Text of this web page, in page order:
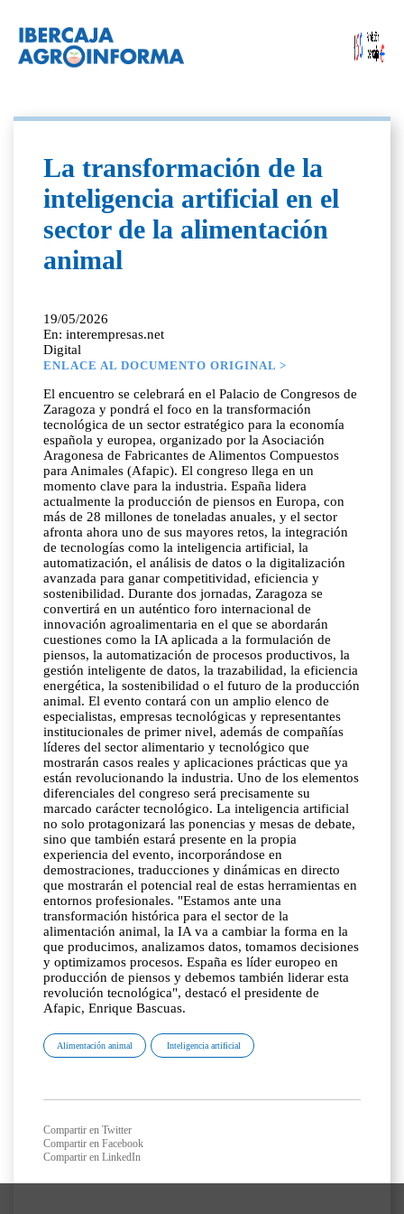
La transformación de la
inteligencia artificial en el
sector de la alimentación
animal
19/05/2026
En: interempresas.net
Digital
ENLACE AL DOCUMENTO ORIGINAL >
El encuentro se celebrará en el Palacio de Congresos de
Zaragoza y pondrá el foco en la transformación
tecnológica de un sector estratégico para la economía
española y europea, organizado por la Asociación
Aragonesa de Fabricantes de Alimentos Compuestos
para Animales (Afapic). El congreso llega en un
momento clave para la industria. España lidera
actualmente la producción de piensos en Europa, con
más de 28 millones de toneladas anuales, y el sector
afronta ahora uno de sus mayores retos, la integración
de tecnologías como la inteligencia artificial, la
automatización, el análisis de datos o la digitalización
avanzada para ganar competitividad, eficiencia y
sostenibilidad. Durante dos jornadas, Zaragoza se
convertirá en un auténtico foro internacional de
innovación agroalimentaria en el que se abordarán
cuestiones como la IA aplicada a la formulación de
piensos, la automatización de procesos productivos, la
gestión inteligente de datos, la trazabilidad, la eficiencia
energética, la sostenibilidad o el futuro de la producción
animal. El evento contará con un amplio elenco de
especialistas, empresas tecnológicas y representantes
institucionales de primer nivel, además de compañías
líderes del sector alimentario y tecnológico que
mostrarán casos reales y aplicaciones prácticas que ya
están revolucionando la industria. Uno de los elementos
diferenciales del congreso será precisamente su
marcado carácter tecnológico. La inteligencia artificial
no solo protagonizará las ponencias y mesas de debate,
sino que también estará presente en la propia
experiencia del evento, incorporándose en
demostraciones, traducciones y dinámicas en directo
que mostrarán el potencial real de estas herramientas en
entornos profesionales. "Estamos ante una
transformación histórica para el sector de la
alimentación animal, la IA va a cambiar la forma en la
que producimos, analizamos datos, tomamos decisiones
y optimizamos procesos. España es líder europeo en
producción de piensos y debemos también liderar esta
revolución tecnológica", destacó el presidente de
Afapic, Enrique Bascuas.
Alimentación animal Inteligencia artificial
Compartir en Twitter
Compartir en Facebook
Compartir en LinkedIn